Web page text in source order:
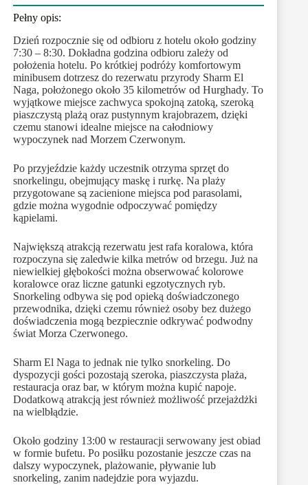
Pełny opis:
Dzień rozpocznie się od odbioru z hotelu około godziny
7:30 – 8:30. Dokładna godzina odbioru zależy od
położenia hotelu. Po krótkiej podróży komfortowym
minibusem dotrzesz do rezerwatu przyrody Sharm El
Naga, położonego około 35 kilometrów od Hurghady. To
wyjątkowe miejsce zachwyca spokojną zatoką, szeroką
piaszczystą plażą oraz pustynnym krajobrazem, dzięki
czemu stanowi idealne miejsce na całodniowy
wypoczynek nad Morzem Czerwonym.
Po przyjeździe każdy uczestnik otrzyma sprzęt do
snorkelingu, obejmujący maskę i rurkę. Na plaży
przygotowane są zacienione miejsca pod parasolami,
gdzie można wygodnie odpoczywać pomiędzy
kąpielami.
Największą atrakcją rezerwatu jest rafa koralowa, która
rozpoczyna się zaledwie kilka metrów od brzegu. Już na
niewielkiej głębokości można obserwować kolorowe
koralowce oraz liczne gatunki egzotycznych ryb.
Snorkeling odbywa się pod opieką doświadczonego
przewodnika, dzięki czemu również osoby bez dużego
doświadczenia mogą bezpiecznie odkrywać podwodny
świat Morza Czerwonego.
Sharm El Naga to jednak nie tylko snorkeling. Do
dyspozycji gości pozostają szeroka, piaszczysta plaża,
restauracja oraz bar, w którym można kupić napoje.
Dodatkową atrakcją jest również możliwość przejażdżki
na wielbłądzie.
Około godziny 13:00 w restauracji serwowany jest obiad
w formie bufetu. Po posiłku pozostanie jeszcze czas na
dalszy wypoczynek, plażowanie, pływanie lub
snorkeling, zanim nadejdzie pora wyjazdu.